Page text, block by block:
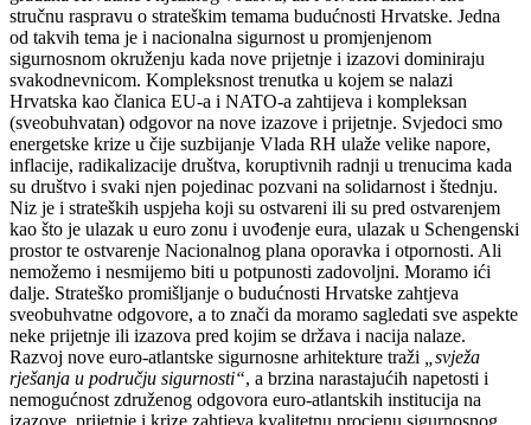
stručnu raspravu o strateškim temama budućnosti Hrvatske. Jedna
od takvih tema je i nacionalna sigurnost u promjenjenom
sigurnosnom okruženju kada nove prijetnje i izazovi dominiraju
svakodnevnicom. Kompleksnost trenutka u kojem se nalazi
Hrvatska kao članica EU-a i NATO-a zahtijeva i kompleksan
(sveobuhvatan) odgovor na nove izazove i prijetnje. Svjedoci smo
energetske krize u čije suzbijanje Vlada RH ulaže velike napore,
inflacije, radikalizacije društva, koruptivnih radnji u trenucima kada
su društvo i svaki njen pojedinac pozvani na solidarnost i štednju.
Niz je i strateških uspjeha koji su ostvareni ili su pred ostvarenjem
kao što je ulazak u euro zonu i uvođenje eura, ulazak u Schengenski
prostor te ostvarenje Nacionalnog plana oporavka i otpornosti. Ali
nemožemo i nesmijemo biti u potpunosti zadovoljni. Moramo ići
dalje. Strateško promišljanje o budućnosti Hrvatske zahtjeva
sveobuhvatne odgovore, a to znači da moramo sagledati sve aspekte
neke prijetnje ili izazova pred kojim se država i nacija nalaze.
Razvoj nove euro-atlantske sigurnosne arhitekture traži
„svježa
rješanja u području sigurnosti“, a brzina narastajućih napetosti i
nemogućnost združenog odgovora euro-atlantskih institucija na
izazove, prijetnje i krize zahtjeva kvalitetnu procjenu sigurnosnog